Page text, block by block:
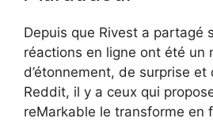
Depuis que Rivest a partagé
réactions en ligne ont été un
d’étonnement, de surprise et
Reddit, il y a ceux qui
reMarkable le transforme en